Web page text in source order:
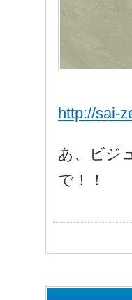
http://sai-
あ、ビジ
で！！